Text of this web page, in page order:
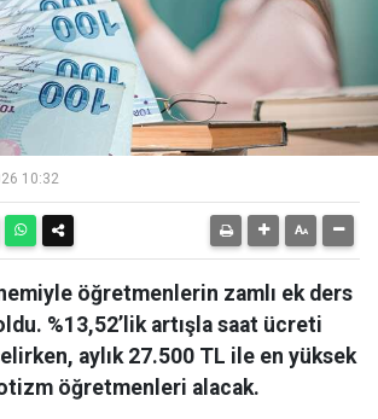
10:32
öğretmenlerin zamlı ek ders
%13,52’lik artışla saat ücreti
aylık 27.500 TL ile en yüksek
öğretmenleri alacak.